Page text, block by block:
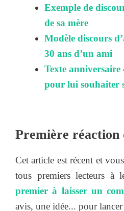
Exemple de
de sa mère
Modèle discours
30 ans d’un ami
Texte anniversaire
pour lui souhaiter
Première réaction
Cet article est récent et
tous premiers lecteurs à
premier à laisser un
avis, une idée... pour